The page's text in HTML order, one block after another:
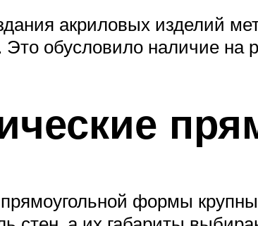
акриловых изделий
обусловило наличие на
формы